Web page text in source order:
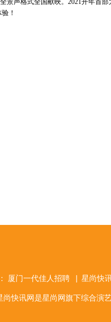
景声格式全国献映。2021开年首
！
厦门一代佳人招聘| 星尚快
快讯网是星尚网旗下综合演